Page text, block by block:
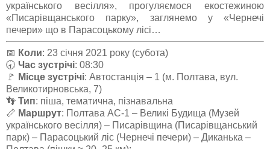
українського весілля», прогуляємося екостежиною
«Писарівщанського парку», заглянемо у «Чернечі
печери» що в Парасоцькому лісі…
📅 Коли: 23 січня 2021 року (субота)
🕣 Час зустрічі: 08:30
🚩 Місце зустрічі: Автостанція – 1 (м. Полтава, вул.
Великотирновська, 7)
👣 Тип: піша, тематична, пізнавальна
📏 Маршрут: Полтава АС-1 – Великі Будища (Музей
українського весілля) – Писарівщина (Писарівщанський
парк) – Парасоцький ліс (Чернечі печери) – Диканька –